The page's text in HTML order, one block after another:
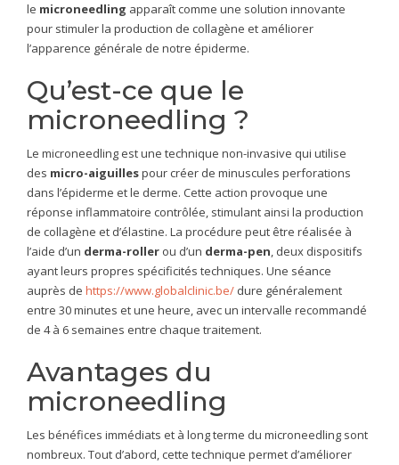
le microneedling apparaît comme une solution innovante
pour stimuler la production de collagène et améliorer
l’apparence générale de notre épiderme.
Qu’est-ce que le
microneedling ?
Le microneedling est une technique non-invasive qui utilise
des micro-aiguillespour créer de minuscules perforations
dans l’épiderme et le derme. Cette action provoque une
réponse inflammatoire contrôlée, stimulant ainsi la production
de collagène et d’élastine. La procédure peut être réalisée à
l’aide d’un derma-roller ou d’un derma-pen, deux dispositifs
ayant leurs propres spécificités techniques. Une séance
auprès de https://www.globalclinic.be/ dure généralement
entre 30 minutes et une heure, avec un intervalle recommandé
de 4 à 6 semaines entre chaque traitement.
Avantages du
microneedling
Les bénéfices immédiats et à long terme du microneedling sont
nombreux. Tout d’abord, cette technique permet d’améliorer